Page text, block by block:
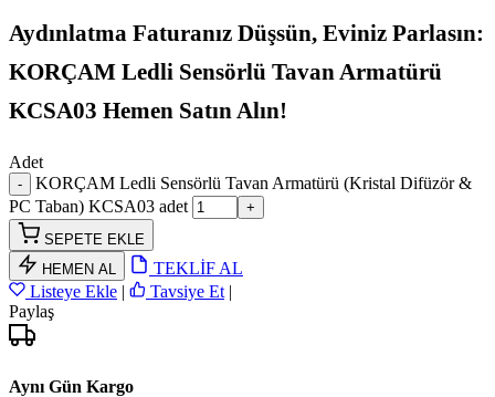
Aydınlatma Faturanız Düşsün, Eviniz Parlasın:
KORÇAM Ledli Sensörlü Tavan Armatürü
KCSA03 Hemen Satın Alın!
Adet
KORÇAM Ledli Sensörlü Tavan Armatürü (Kristal Difüzör &
PC Taban) KCSA03 adet
SEPETE EKLE
HEMEN AL
TEKLİF AL
Listeye Ekle | Tavsiye Et |
Paylaş
Aynı Gün Kargo